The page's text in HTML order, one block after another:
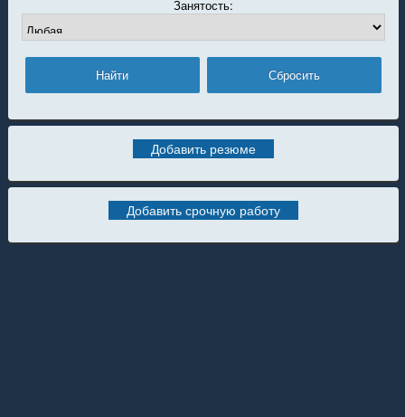
Занятость:
Добавить резюме
Добавить срочную работу